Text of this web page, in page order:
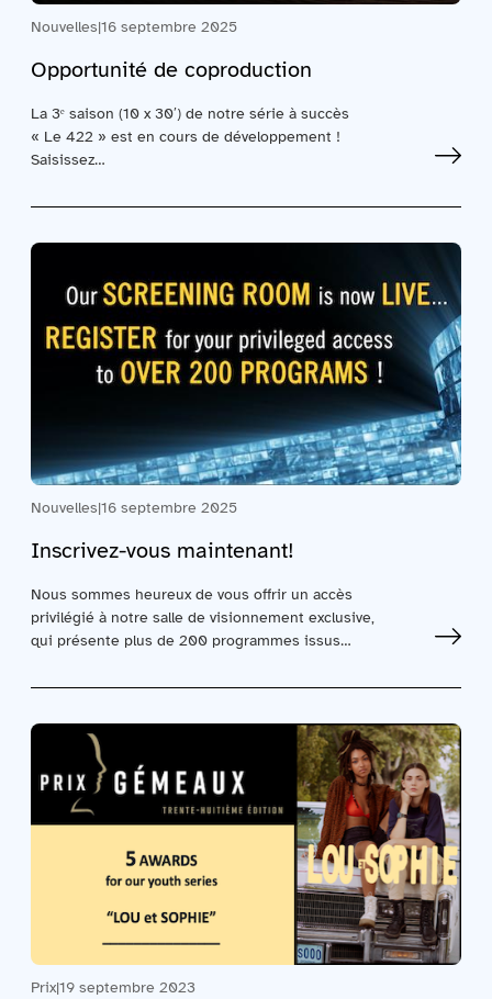
Nouvelles|16 septembre 2025
Opportunité de coproduction
La 3ᵉ saison (10 x 30′) de notre série à succès
« Le 422 » est en cours de développement !
Saisissez…
Nouvelles|16 septembre 2025
Inscrivez-vous maintenant!
Nous sommes heureux de vous offrir un accès
privilégié à notre salle de visionnement exclusive,
qui présente plus de 200 programmes issus…
Prix|19 septembre 2023